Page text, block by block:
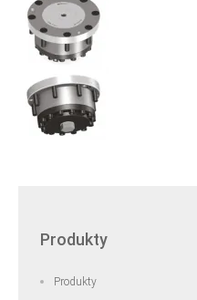
Produkty
Produkty